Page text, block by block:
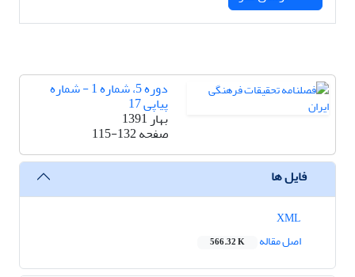
دوره 5، شماره 1 - شماره
پیاپی 17
بهار 1391
صفحه115-132
فایل ها
اصل مقاله
566.32 K